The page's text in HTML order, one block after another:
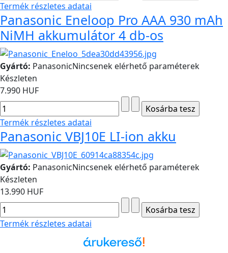
Termék részletes adatai
Panasonic Eneloop Pro AAA 930 mAh
NiMH akkumulátor 4 db-os
Gyártó: PanasonicNincsenek elérhető paraméterek
Készleten
7.990 HUF
Termék részletes adatai
Panasonic VBJ10E LI-ion akku
Gyártó: PanasonicNincsenek elérhető paraméterek
Készleten
13.990 HUF
Termék részletes adatai